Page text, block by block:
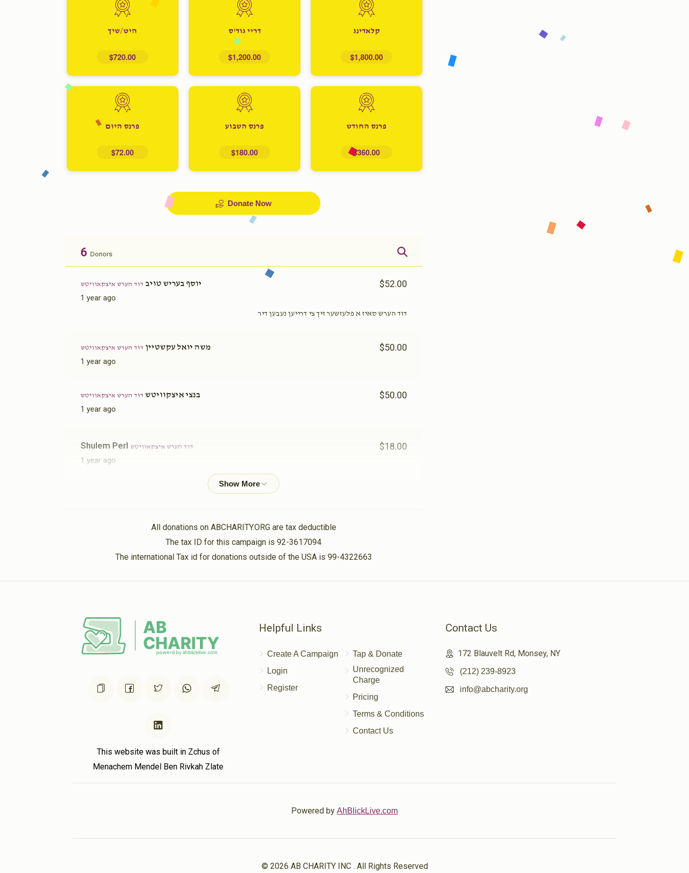
קלאדינג
$1,800.00
דריי גוד'ס
$1,200.00
היט/שיך
$720.00
פרנס החודש
$360.00
פרנס השבוע
$180.00
פרנס היום
$72.00
Donate Now
6 Donors
יוסף בעריש טויב דוד הערש איצקאוויטש
1 year ago
$52.00
דוד הערש סאיז א פלעזשער זיך צי דרייען נעבען דיר
משה יואל עקשטיין דוד הערש איצקאוויטש
1 year ago
$50.00
בנצי איצקוויטש דוד הערש איצקאוויטש
1 year ago
$50.00
Shulem Perl דוד הערש איצקאוויטש
1 year ago
$18.00
1 year ago
All donations on ABCHARITY.ORG are tax deductible
The tax ID for this campaign is 92-3617094
The international Tax id for donations outside of the USA is 99-4322663
This website was built in Zchus of
Menachem Mendel Ben Rivkah Zlate
Helpful Links
Create A Campaign
Login
Register
Tap & Donate
Unrecognized
Charge
Pricing
Terms & Conditions
Contact Us
Contact Us
172 Blauvelt Rd, Monsey, NY
(212) 239-8923
info@abcharity.org
Powered by AhBlickLive.com
© 2026 AB CHARITY INC . All Rights Reserved